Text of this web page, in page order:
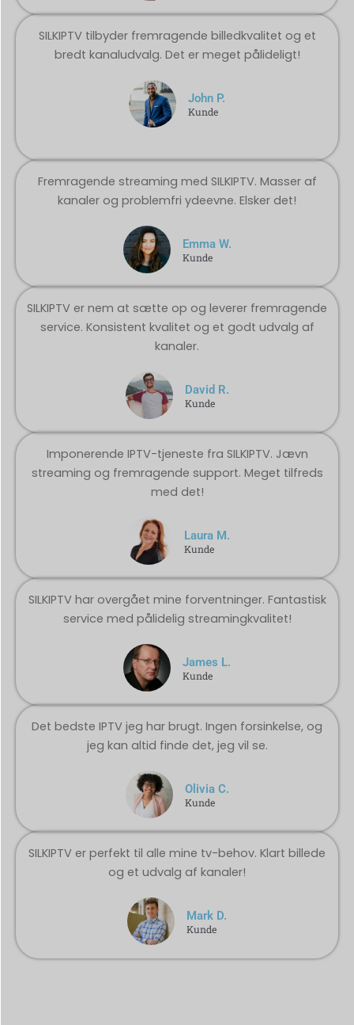
SILKIPTV tilbyder fremragende billedkvalitet og et
bredt kanaludvalg. Det er meget pålideligt!
John P.
Kunde
Fremragende streaming med SILKIPTV. Masser af
kanaler og problemfri ydeevne. Elsker det!
Emma W.
Kunde
SILKIPTV er nem at sætte op og leverer fremragende
service. Konsistent kvalitet og et godt udvalg af
kanaler.
David R.
Kunde
Imponerende IPTV-tjeneste fra SILKIPTV. Jævn
streaming og fremragende support. Meget tilfreds
med det!
Laura M.
Kunde
SILKIPTV har overgået mine forventninger. Fantastisk
service med pålidelig streamingkvalitet!
James L.
Kunde
Det bedste IPTV jeg har brugt. Ingen forsinkelse, og
jeg kan altid finde det, jeg vil se.
Olivia C.
Kunde
SILKIPTV er perfekt til alle mine tv-behov. Klart billede
og et udvalg af kanaler!
Mark D.
Kunde